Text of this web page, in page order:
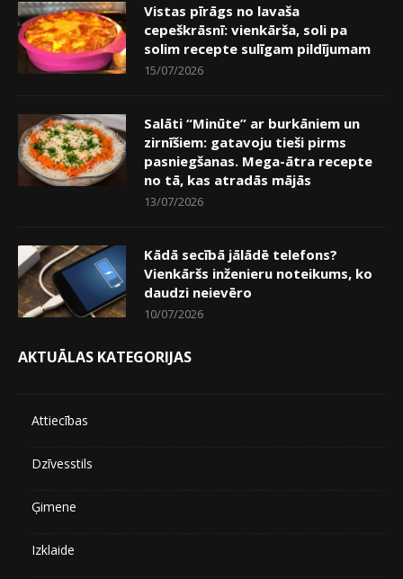
Vistas pīrāgs no lavaša
cepeškrāsnī: vienkārša, soli pa
solim recepte sulīgam pildījumam
15/07/2026
Salāti “Minūte” ar burkāniem un
zirnīšiem: gatavoju tieši pirms
pasniegšanas. Mega-ātra recepte
no tā, kas atradās mājās
13/07/2026
Kādā secībā jālādē telefons?
Vienkāršs inženieru noteikums, ko
daudzi neievēro
10/07/2026
AKTUĀLAS KATEGORIJAS
Attiecības
Dzīvesstils
Ģimene
Izklaide